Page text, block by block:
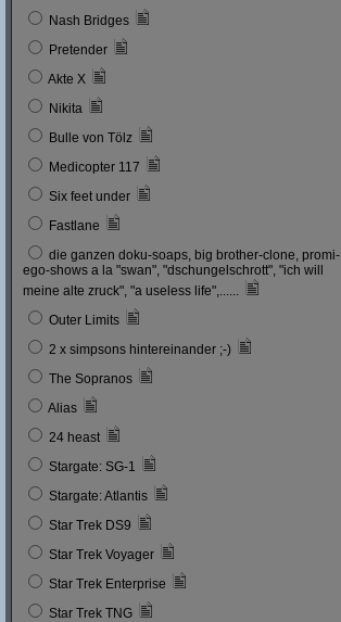
Nash Bridges
Pretender
Akte X
Nikita
Bulle von Tölz
Medicopter 117
Six feet under
Fastlane
die ganzen doku-soaps, big brother-clone, promi-
ego-shows a la "swan", "dschungelschrott", "ich will
meine alte zruck", "a useless life",......
Outer Limits
2 x simpsons hintereinander ;-)
The Sopranos
Alias
24 heast
Stargate: SG-1
Stargate: Atlantis
Star Trek DS9
Star Trek Voyager
Star Trek Enterprise
Star Trek TNG